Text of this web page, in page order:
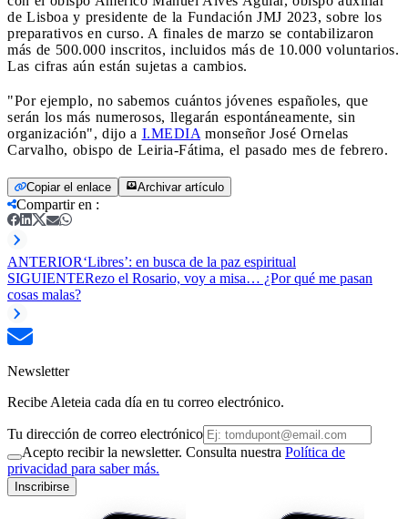
de Lisboa y presidente de la Fundación JMJ 2023, sobre los
preparativos en curso. A finales de marzo se contabilizaron
más de 500.000 inscritos, incluidos más de 10.000 voluntarios.
Las cifras aún están sujetas a cambios.
"Por ejemplo, no sabemos cuántos jóvenes españoles, que
serán los más numerosos, llegarán espontáneamente, sin
organización", dijo a I.MEDIA monseñor José Ornelas
Carvalho, obispo de Leiria-Fátima, el pasado mes de febrero.
Copiar el enlace Archivar artículo
Compartir en :
ANTERIOR‘Libres’: en busca de la paz espiritual
SIGUIENTERezo el Rosario, voy a misa… ¿Por qué me pasan
cosas malas?
Newsletter
Recibe Aleteia cada día en tu correo electrónico.
Tu dirección de correo electrónico
Acepto recibir la newsletter. Consulta nuestra Política de
privacidad para saber más.
Inscribirse